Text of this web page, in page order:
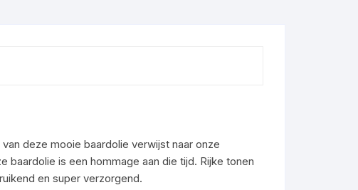
deze mooie baardolie verwijst naar onze
is een hommage aan die tijd. Rijke tonen
en super verzorgend.